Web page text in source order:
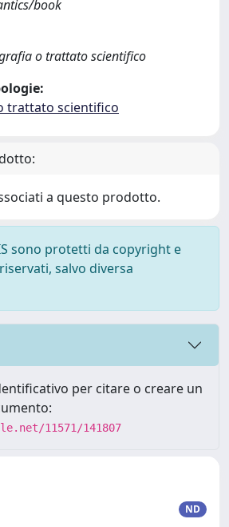
book
o trattato scientifico
trattato scientifico
a questo prodotto.
sono protetti da copyright e
salvo diversa
per citare o creare un
11571/141807
ND